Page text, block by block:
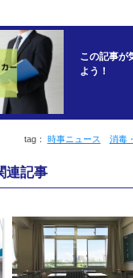
この記事が
よう！
時事ニュース 消毒
連記事